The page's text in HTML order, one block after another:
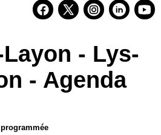
- Lys-
- Agenda